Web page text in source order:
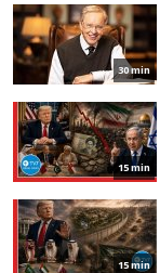
30 min
15 min
15 min